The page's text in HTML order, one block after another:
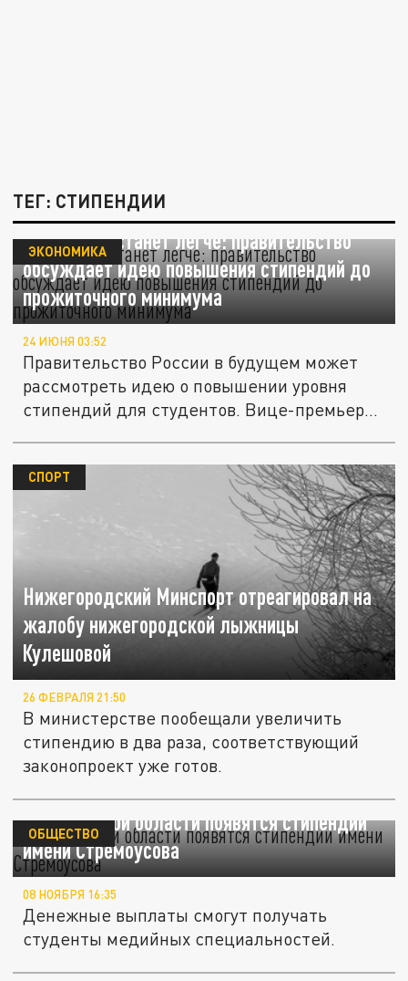
ТЕГ: СТИПЕНДИИ
Студентам станет легче: правительство
обсуждает идею повышения стипендий до
прожиточного минимума
ЭКОНОМИКА
24 ИЮНЯ 03:52
Правительство России в будущем может
рассмотреть идею о повышении уровня
стипендий для студентов. Вице-премьер...
Нижегородский Минспорт отреагировал на
жалобу нижегородской лыжницы
Кулешовой
СПОРТ
26 ФЕВРАЛЯ 21:50
В министерстве пообещали увеличить
стипендию в два раза, соответствующий
законопроект уже готов.
В Херсонской области появятся стипендии
имени Стремоусова
ОБЩЕСТВО
08 НОЯБРЯ 16:35
Денежные выплаты смогут получать
студенты медийных специальностей.